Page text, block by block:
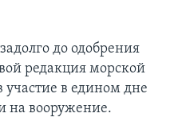
до одобрения
редакция морской
в едином дне
на вооружение.